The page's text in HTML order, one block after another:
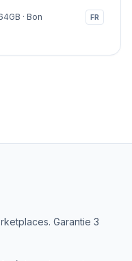
· Bon FR
Garantie 3